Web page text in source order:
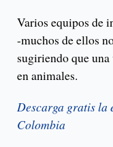
Varios equipos de
-muchos de ellos
sugiriendo que
en animales.
Descarga gratis la
Colombia